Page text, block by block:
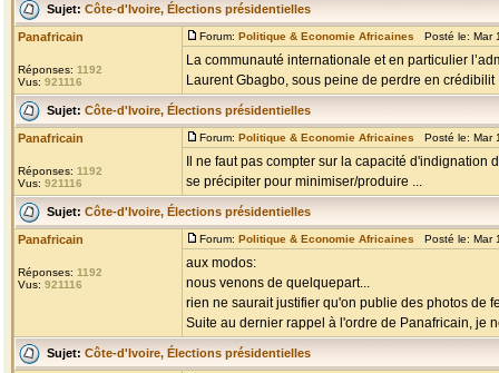
Sujet: Côte-d'Ivoire, Élections présidentielles
Panafricain
Réponses: 1192
Vus: 921116
Forum: Politique & Economie Africaines Posté le: Mar
La communauté internationale et en particulier
Laurent Gbagbo, sous peine de perdre en crédibilit
Sujet: Côte-d'Ivoire, Élections présidentielles
Panafricain
Réponses: 1192
Vus: 921116
Forum: Politique & Economie Africaines Posté le: Mar
Il ne faut pas compter sur la capacité
se précipiter pour minimiser/produire ...
Sujet: Côte-d'Ivoire, Élections présidentielles
Panafricain
Réponses: 1192
Vus: 921116
Forum: Politique & Economie Africaines Posté le: Mar
aux modos:
nous venons de quelquepart...
rien ne saurait justifier qu'on publie des photos de
Suite au dernier rappel à l'ordre de Panafricain, je
Sujet: Côte-d'Ivoire, Élections présidentielles